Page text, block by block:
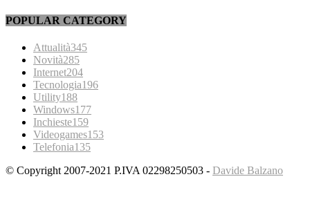
POPULAR CATEGORY
Attualità345
Novità285
Internet204
Tecnologia196
Utility188
Windows177
Inchieste159
Videogames153
Telefonia135
© Copyright 2007-2021 P.IVA 02298250503 - Davide Balzano